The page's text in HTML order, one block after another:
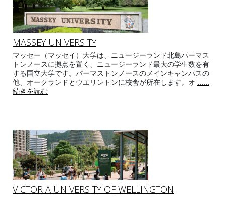
MASSEY UNIVERSITY
マッセー（マッセイ）大学は、ニュージーランド北島パーマス
トンノースに拠点を置く、ニュージーランド最大の学生数を有
する国立大学です。パーマストンノースのメインキャンパスの
他、オークランドとウエリントンに校舎が所在します。オ ......
続きを読む
VICTORIA UNIVERSITY OF WELLINGTON